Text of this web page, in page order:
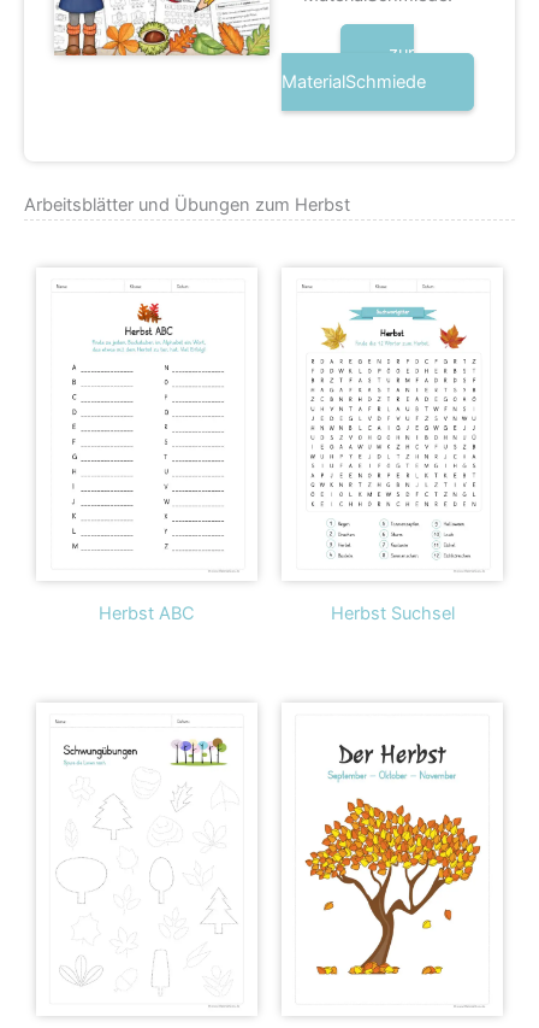
zur
MaterialSchmiede
Arbeitsblätter und Übungen zum Herbst
Herbst ABC Herbst Suchsel